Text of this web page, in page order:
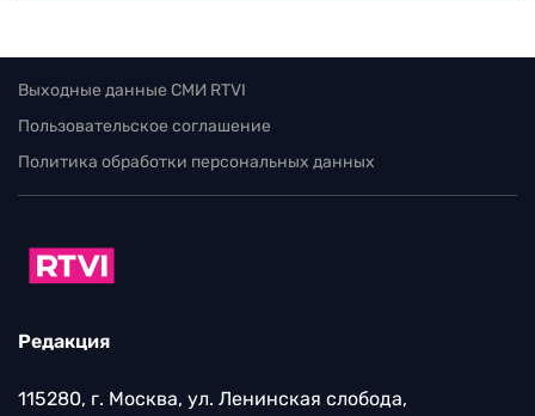
Выходные данные СМИ RTVI
Пользовательское соглашение
Политика обработки персональных данных
Редакция
115280, г. Москва, ул. Ленинская слобода,